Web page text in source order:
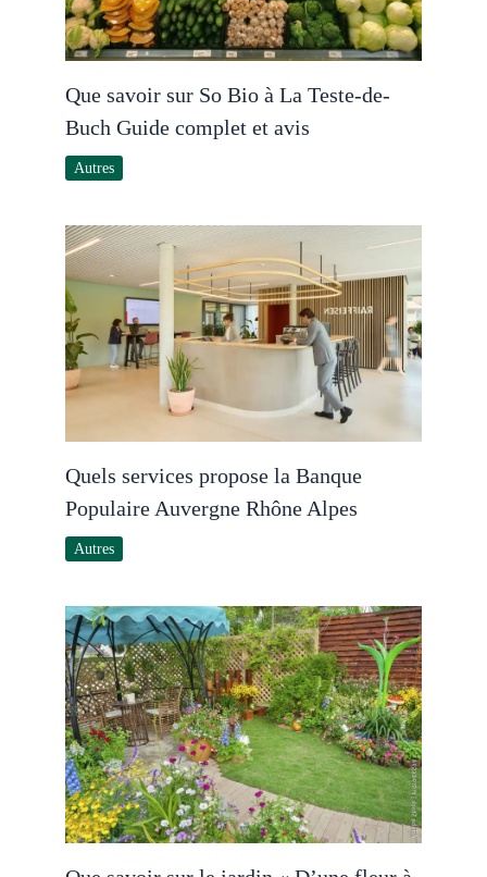
Que savoir sur So Bio à La Teste-de-
Buch Guide complet et avis
Autres
Quels services propose la Banque
Populaire Auvergne Rhône Alpes
Autres